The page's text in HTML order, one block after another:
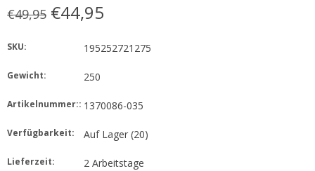
€49,95 €44,95
SKU: 195252721275
Gewicht: 250
Artikelnummer:: 1370086-035
Verfügbarkeit: Auf Lager(20)
Lieferzeit: 2 Arbeitstage